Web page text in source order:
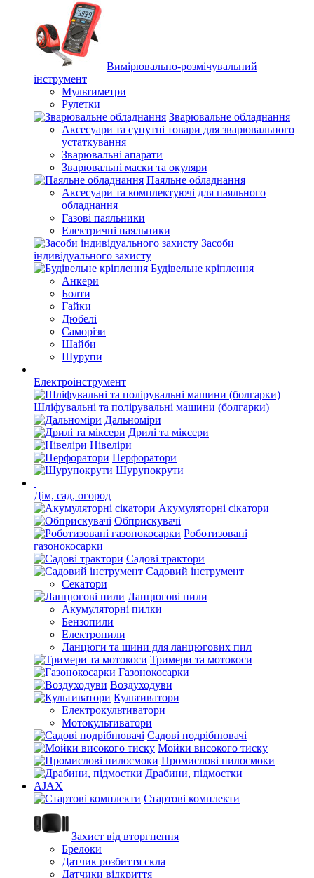
Вимірювально-розмічувальний
інструмент
Мультиметри
Рулетки
Зварювальне обладнання
Аксесуари та супутні товари для зварювального
устаткування
Зварювальні апарати
Зварювальні маски та окуляри
Паяльне обладнання
Аксесуари та комплектуючі для паяльного
обладнання
Газові паяльники
Електричні паяльники
Засоби
індивідуального захисту
Будівельне кріплення
Анкери
Болти
Гайки
Дюбелі
Саморізи
Шайби
Шурупи
Електроінструмент
Шліфувальні та полірувальні машини (болгарки)
Дальноміри
Дрилі та міксери
Нівеліри
Перфоратори
Шурупокрути
Дім, сад, огород
Акумуляторні сікатори
Обприскувачі
Роботизовані
газонокосарки
Садові трактори
Садовий інструмент
Секатори
Ланцюгові пили
Акумуляторні пилки
Бензопили
Електропили
Ланцюги та шини для ланцюгових пил
Тримери та мотокоси
Газонокосарки
Воздуходуви
Культиватори
Електрокультиватори
Мотокультиватори
Садові подрібнювачі
Мойки високого тиску
Промислові пилосмоки
Драбини, підмостки
AJAX
Стартові комплекти
Захист від вторгнення
Брелоки
Датчик розбиття скла
Датчики відкриття